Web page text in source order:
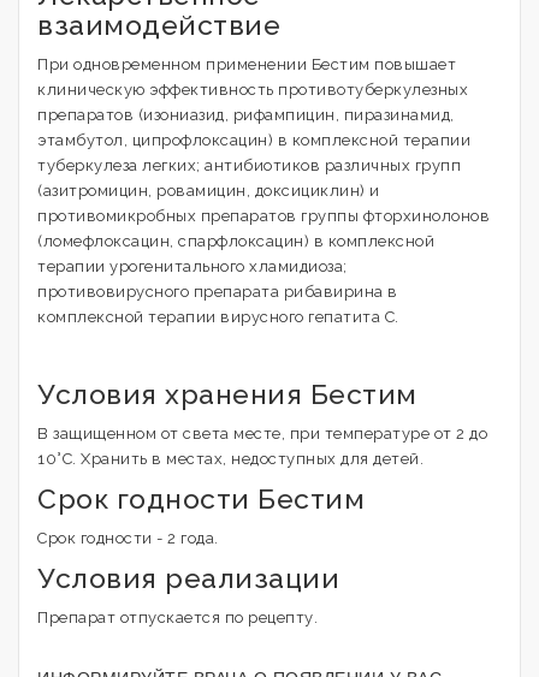
взаимодействие
При одновременном применении Бестим повышает
клиническую эффективность противотуберкулезных
препаратов (изониазид, рифампицин, пиразинамид,
этамбутол, ципрофлоксацин) в комплексной терапии
туберкулеза легких; антибиотиков различных групп
(азитромицин, ровамицин, доксициклин) и
противомикробных препаратов группы фторхинолонов
(ломефлоксацин, спарфлоксацин) в комплексной
терапии урогенитального хламидиоза;
противовирусного препарата рибавирина в
комплексной терапии вирусного гепатита С.
Условия хранения Бестим
В защищенном от света месте, при температуре от 2 до
10°С. Хранить в местах, недоступных для детей.
Срок годности Бестим
Срок годности - 2 года.
Условия реализации
Препарат отпускается по рецепту.